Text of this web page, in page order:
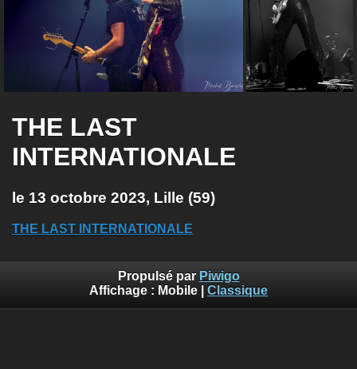
THE LAST
INTERNATIONALE
le 13 octobre 2023, Lille (59)
THE LAST INTERNATIONALE
Propulsé par Piwigo
Affichage : Mobile Classique